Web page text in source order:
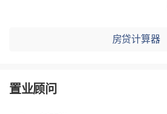
房贷计算器
置业顾问